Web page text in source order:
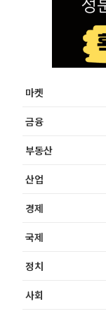
마켓
금융
부동산
산업
경제
국제
정치
사회